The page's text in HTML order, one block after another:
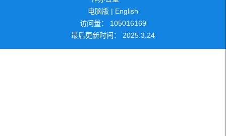
电脑版 | English
访问量： 105016169
最后更新时间： 2025 3 24